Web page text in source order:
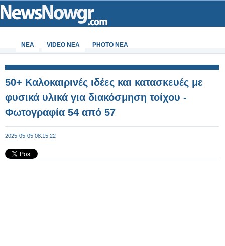
ΝΕΑ VIDEO NEA PHOTO NEA
50+ Καλοκαιρινές ιδέες και κατασκευές με
φυσικά υλικά για διακόσμηση τοίχου -
Φωτογραφία 54 από 57
2025-05-05 08:15:22